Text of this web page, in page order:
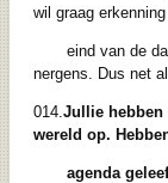
wil graag
eind van de dag
nergens. Dus net
014. Jullie hebben
wereld op.
agenda